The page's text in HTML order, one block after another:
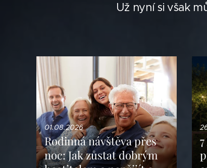
Už nyní si však
01.08.2026
Rodinná návštěva přes
noc: Jak zůstat dobrým